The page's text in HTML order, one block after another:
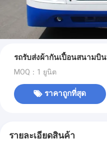
รถรับส่งผ้ากันเปื้อนสนามบิ
MOQ：1 ยูนิต
ราคาถูกที่สุด
รายละเอียดสินค้า